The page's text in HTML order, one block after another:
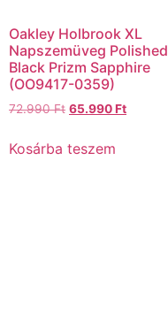
Oakley Holbrook XL
Napszemüveg Polished
Black Prizm Sapphire
(OO9417-0359)
72.990Ft 65.990Ft
Kosárba teszem